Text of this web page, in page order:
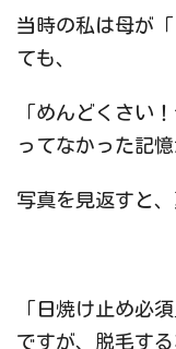
当時の私は母が
ても、
「めんどくさい
ってなかった記憶
写真を見返すと
「日焼け止め必
ですが、脱毛す